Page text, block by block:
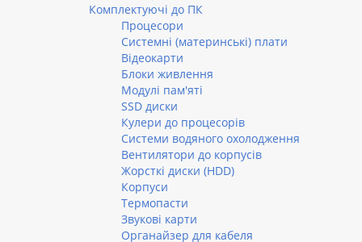
Комплектуючі до ПК
Процесори
Системні (материнські) плати
Відеокарти
Блоки живлення
Модулі пам'яті
SSD диски
Кулери до процесорів
Системи водяного охолодження
Вентилятори до корпусів
Жорсткі диски (HDD)
Корпуси
Термопасти
Звукові карти
Органайзер для кабеля